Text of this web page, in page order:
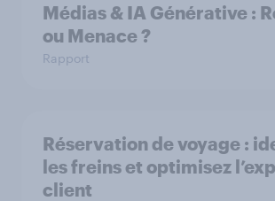
Médias & IA Générative :
ou Menace ?
Rapport
Réservation de voyage :
les freins et optimisez
client